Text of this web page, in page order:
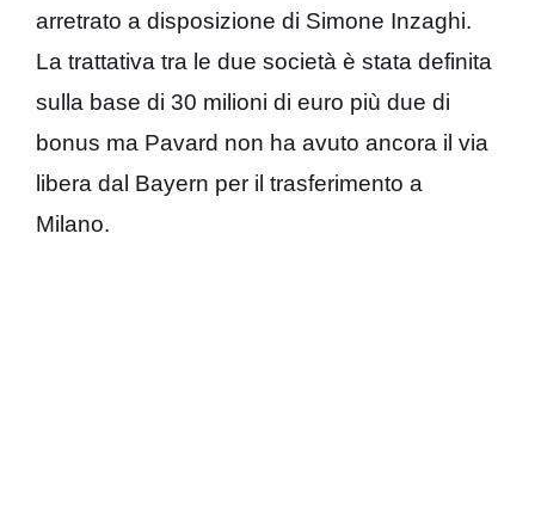
arretrato a disposizione di Simone Inzaghi.
La trattativa tra le due società è stata definita
sulla base di 30 milioni di euro più due di
bonus ma Pavard non ha avuto ancora il via
libera dal Bayern per il trasferimento a
Milano.